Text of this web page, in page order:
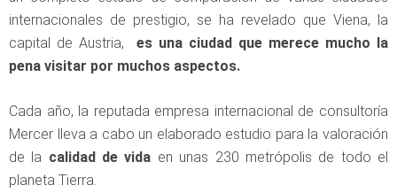
internacionales de prestigio, se ha revelado que Viena, la
capital de Austria, es una ciudad que merece mucho la
pena visitar por muchos aspectos.
Cada año, la reputada empresa internacional de consultoría
Mercer lleva a cabo un elaborado estudio para la valoración
de la calidad de vida en unas 230 metrópolis de todo el
planeta Tierra.